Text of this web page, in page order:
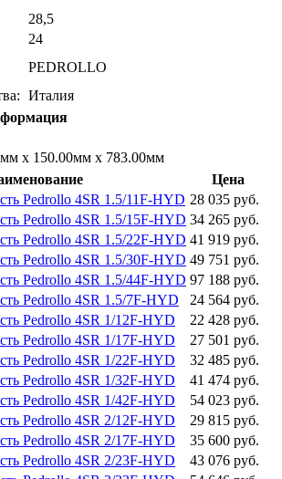
28,5
24
PEDROLLO
Италия
x 150.00мм x 783.00мм
Цена
Pedrollo 4SR 1.5/11F-HYD 28 035 руб.
Pedrollo 4SR 1.5/15F-HYD 34 265 руб.
Pedrollo 4SR 1.5/22F-HYD 41 919 руб.
Pedrollo 4SR 1.5/30F-HYD 49 751 руб.
Pedrollo 4SR 1.5/44F-HYD 97 188 руб.
Pedrollo 4SR 1.5/7F-HYD
24 564 руб.
Pedrollo 4SR 1/12F-HYD
22 428 руб.
Pedrollo 4SR 1/17F-HYD
27 501 руб.
Pedrollo 4SR 1/22F-HYD
32 485 руб.
Pedrollo 4SR 1/32F-HYD
41 474 руб.
Pedrollo 4SR 1/42F-HYD
54 023 руб.
Pedrollo 4SR 2/12F-HYD
29 815 руб.
Pedrollo 4SR 2/17F-HYD
35 600 руб.
Pedrollo 4SR 2/23F-HYD
43 076 руб.